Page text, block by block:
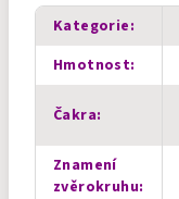
Kategorie:
Hmotnost:
Čakra:
Znamení
zvěrokruhu: